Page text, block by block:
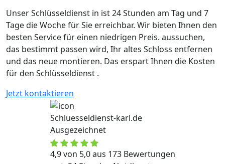
Unser Schlüsseldienst in ist 24 Stunden am Tag und 7
Tage die Woche für Sie erreichbar. Wir bieten Ihnen den
besten Service für einen niedrigen Preis. aussuchen,
das bestimmt passen wird, Ihr altes Schloss entfernen
und das neue montieren. Das erspart Ihnen die Kosten
für den Schlüsseldienst .
Jetzt kontaktieren
Schluesseldienst-karl.de
Ausgezeichnet
4,9 von 5,0 aus 173 Bewertungen